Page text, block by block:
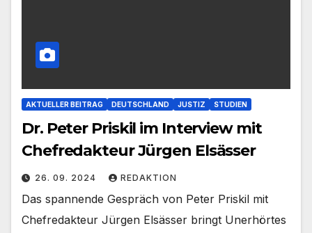
AKTUELLER BEITRAG DEUTSCHLAND JUSTIZ STUDIEN
Dr. Peter Priskil im Interview mit
Chefredakteur Jürgen Elsässer
26. 09. 2024 REDAKTION
Das spannende Gespräch von Peter Priskil mit
Chefredakteur Jürgen Elsässer bringt Unerhörtes